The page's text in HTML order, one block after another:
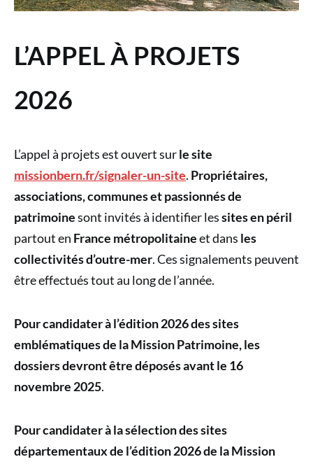
L’APPEL À PROJETS
2026
L’appel à projets est ouvert surle site
missionbern.fr/signaler-un-site. Propriétaires,
associations, communes et passionnés de
patrimoinesont invités à identifier lessites en péril
partout en France métropolitaineet dans les
collectivités d’outre-mer. Ces signalements peuvent
être effectués tout au long de l’année.
Pour candidater à l’édition 2026 des sites
emblématiques de la Mission Patrimoine, les
dossiers devront être déposés avant le 16
novembre 2025.
Pour candidater à la sélection des sites
départementaux de l’édition 2026 de la Mission